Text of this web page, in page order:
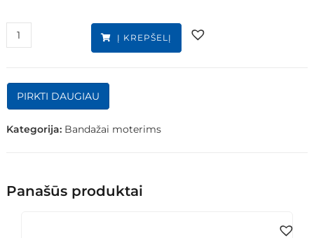
Į KREPŠELĮ
PIRKTI DAUGIAU
Kategorija: Bandažai moterims
Panašūs produktai